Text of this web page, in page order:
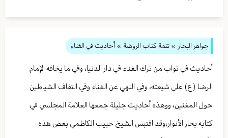
جواهر البحار » تتمة كتاب الروضة » أحاديث في الغناء
أحاديث في ثواب من ترك الغناء في دار الدنيا، وفي ما يخافه الإمام
الرضا (ع) على شيعته، وفي النهي عن الغناء وفي التفاف الشياطين
حول المغنين، ووهذه أحاديث جليلة جمعها العلامة المجلسي في
كتابه بحار الأنوار،وقد اقتبس الشيخ حبيب الكاظمي بعض هذه